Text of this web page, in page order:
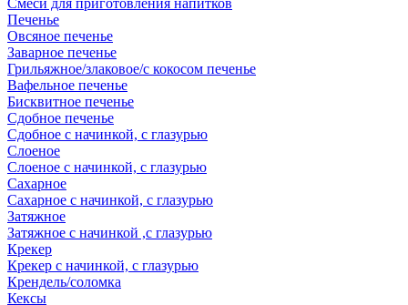
Смеси для приготовления напитков
Печенье
Овсяное печенье
Заварное печенье
Грильяжное/злаковое/с кокосом печенье
Вафельное печенье
Бисквитное печенье
Сдобное печенье
Сдобное с начинкой, с глазурью
Слоеное
Слоеное с начинкой, с глазурью
Сахарное
Сахарное с начинкой, с глазурью
Затяжное
Затяжное с начинкой ,с глазурью
Крекер
Крекер с начинкой, с глазурью
Крендель/соломка
Кексы